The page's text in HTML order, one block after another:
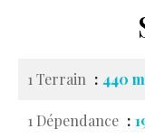
1 Terrain 440
1 Dépendance